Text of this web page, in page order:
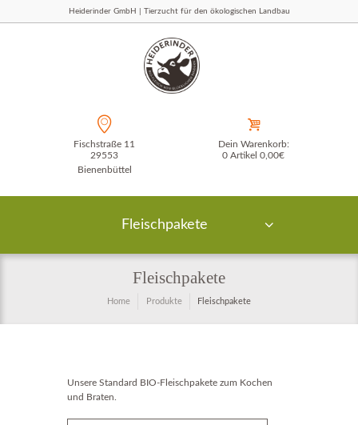
Heiderinder GmbH | Tierzucht für den ökologischen Landbau
Dein Warenkorb:
0 Artikel 0,00€
Fischstraße 11
29553
Bienenbüttel
Fleischpakete
Fleischpakete
Home Produkte Fleischpakete
Unsere Standard BIO-Fleischpakete zum Kochen
und Braten.